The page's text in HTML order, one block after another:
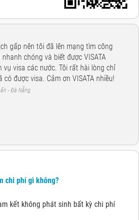
gấp nên tôi đã lên mạng tìm công
chóng và biết được VISATA
vụ visa các nước. Tôi rất hài lòng chỉ
được visa. Cảm ơn VISATA nhiều!
- Đà Nẵng
chi phí gì không?
kết không phát sinh bất kỳ chi phí